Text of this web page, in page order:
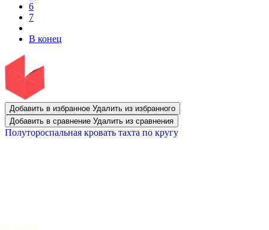
6
7
В конец
Добавить в избранное Удалить из избранного
Добавить в сравнение Удалить из сравнения
Полутороспальная кровать тахта по кругу